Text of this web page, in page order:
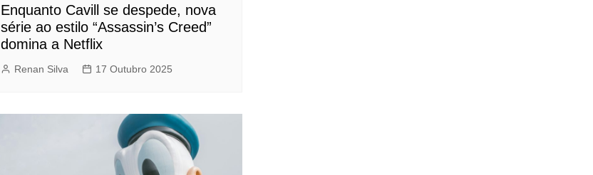
Enquanto Cavill se despede, nova
série ao estilo “Assassin’s Creed”
domina a Netflix
Renan Silva 17 Outubro 2025